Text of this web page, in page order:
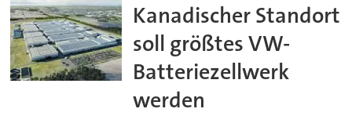
Kanadischer Standort
soll größtes VW-
Batteriezellwerk
werden